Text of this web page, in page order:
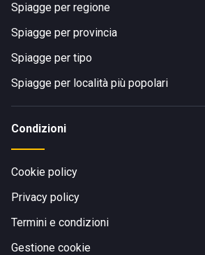
Spiagge per regione
Spiagge per provincia
Spiagge per tipo
Spiagge per località più popolari
Condizioni
Cookie policy
Privacy policy
Termini e condizioni
Gestione cookie